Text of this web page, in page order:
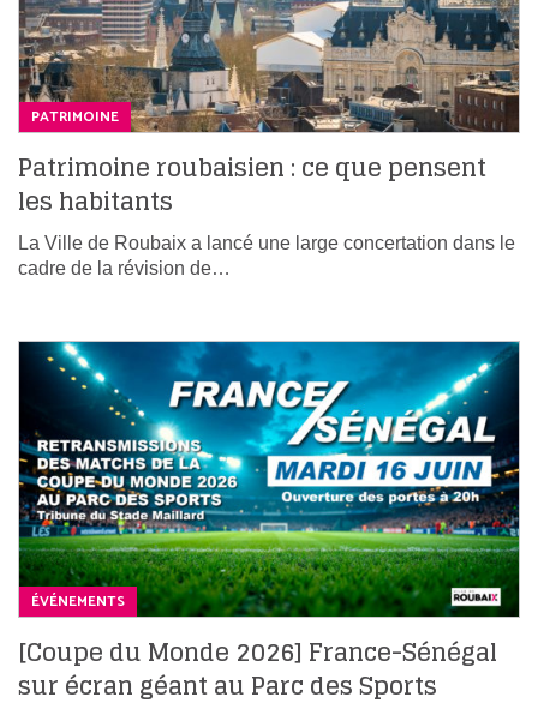
PATRIMOINE
Patrimoine roubaisien : ce que pensent
les habitants
La Ville de Roubaix a lancé une large concertation dans le
cadre de la révision de…
ÉVÉNEMENTS
[Coupe du Monde 2026] France-Sénégal
sur écran géant au Parc des Sports